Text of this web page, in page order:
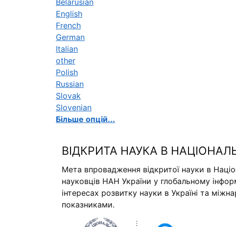
English
French
German
Italian
other
Polish
Russian
Slovak
Slovenian
Більше опцій...
ВІДКРИТА НАУКА В
Мета впровадження відкритої науки в
науковців НАН України у глобальному
інтересах розвитку науки в Україні та
показниками.